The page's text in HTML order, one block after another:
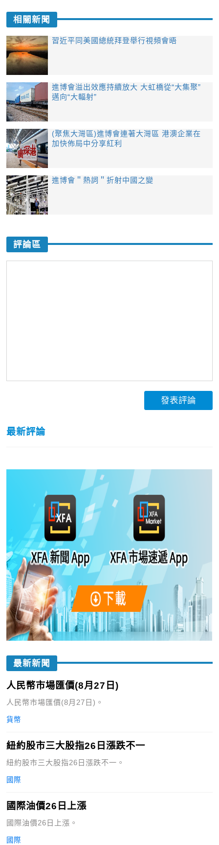
相關新聞
習近平同美國總統拜登舉行視頻會晤
進博會溢出效應持續放大 大虹橋從“大集聚”
邁向“大輻射”
(聚焦大灣區)進博會連著大灣區 港澳企業在
加快佈局中分享紅利
進博會＂熱詞＂折射中國之變
評論區
發表評論
最新評論
最新新聞
人民幣市場匯價(8月27日)
人民幣市場匯價(8月27日)。
貨幣
紐約股市三大股指26日漲跌不一
紐約股市三大股指26日漲跌不一。
國際
國際油價26日上漲
國際油價26日上漲。
國際